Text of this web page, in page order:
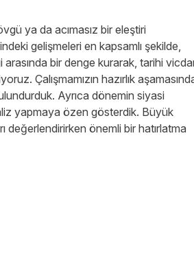
ya da acımasız bir eleştiri
gelişmeleri en kapsamlı şekilde,
bir denge kurarak, tarihi
Çalışmamızın hazırlık
Ayrıca dönemin siyasi
yapmaya özen gösterdik. Büyük
değerlendirirken önemli bir hatırlatma